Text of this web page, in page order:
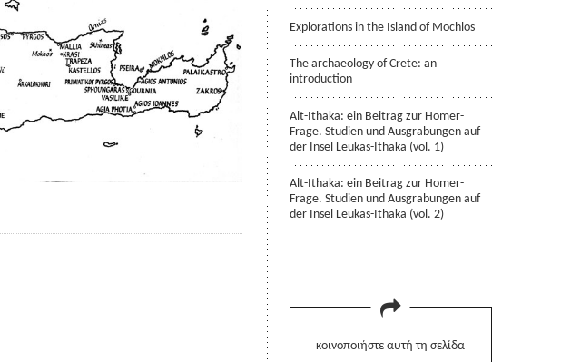
Explorations in the Island of Mochlos
The archaeology of Crete: an
introduction
Alt-Ithaka: ein Beitrag zur Homer-
Frage. Studien und Ausgrabungen auf
der Insel Leukas-Ithaka (vol. 1)
Alt-Ithaka: ein Beitrag zur Homer-
Frage. Studien und Ausgrabungen auf
der Insel Leukas-Ithaka (vol. 2)
κοινοποιήστε αυτή τη σελίδα